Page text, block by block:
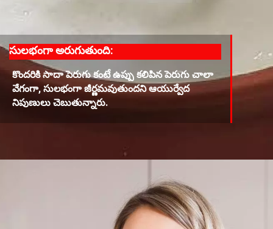
సులభంగా అరుగుతుంది:
కొందరికి సాదా పెరుగు కంటే ఉప్పు కలిపిన పెరుగు చాలా
వేగంగా, సులభంగా జీర్ణమవుతుందని ఆయుర్వేద
నిపుణులు చెబుతున్నారు.